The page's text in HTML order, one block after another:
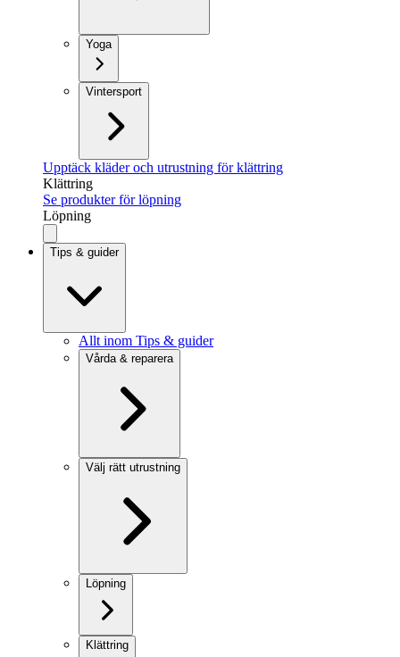
Yoga
Vintersport
Upptäck kläder och utrustning för klättring
Klättring
Se produkter för löpning
Löpning
Tips & guider
Allt inom Tips & guider
Vårda & reparera
Välj rätt utrustning
Löpning
Klättring